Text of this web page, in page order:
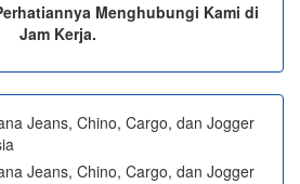
Menghubungi Kami di
Jam Kerja.